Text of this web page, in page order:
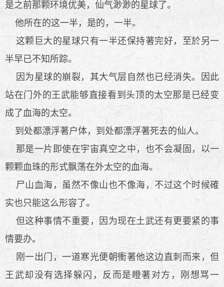
是之前那颗环境优美，仙气渺渺的星球了。
他所在的这一半，是的，一半。
这颗巨大的星球只有一半还保持著完好，至於另一
半早已不知所踪。
因为星球的崩裂，其大气层自然也已经消失。因此
站在门外的王武能够直接看到头顶的太空那是已经变
成了血海的太空。
到处都漂浮著户体，到处都漂浮著死去的仙人。
那是一片即使在宇宙真空之中，也不会凝固，以一
颗颗血珠的形式飘荡在外太空的血海。
尸山血海，虽然不像山也不像海，不过这个时候確
实也只能这么形容了。
但这种事情不重要，因为现在土武还有更要紧的事
情要办。
刚一出门，一道寒光便朝衝著他这边直刺而来，但
王武却没有选择躲闪，反而是瞪著对方，刚想骂一